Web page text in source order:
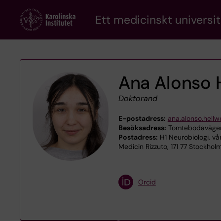
content
Ett medicinskt
Ana Alonso
Doktorand
E-postadress:
Besöksadress:
Postadress: H1 Neurobiologi,
Medicin Rizzuto, 171 77
Orcid